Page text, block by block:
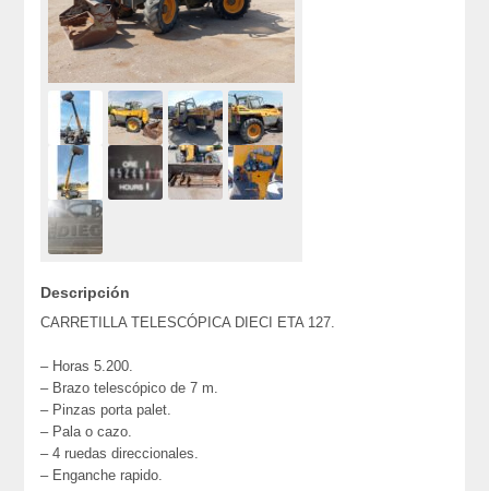
Descripción
CARRETILLA TELESCÓPICA DIECI ETA 127.
– Horas 5.200.
– Brazo telescópico de 7 m.
– Pinzas porta palet.
– Pala o cazo.
– 4 ruedas direccionales.
– Enganche rapido.